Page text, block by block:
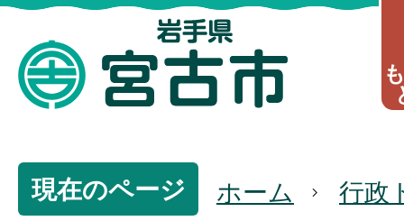
現在のページ ホーム 行政